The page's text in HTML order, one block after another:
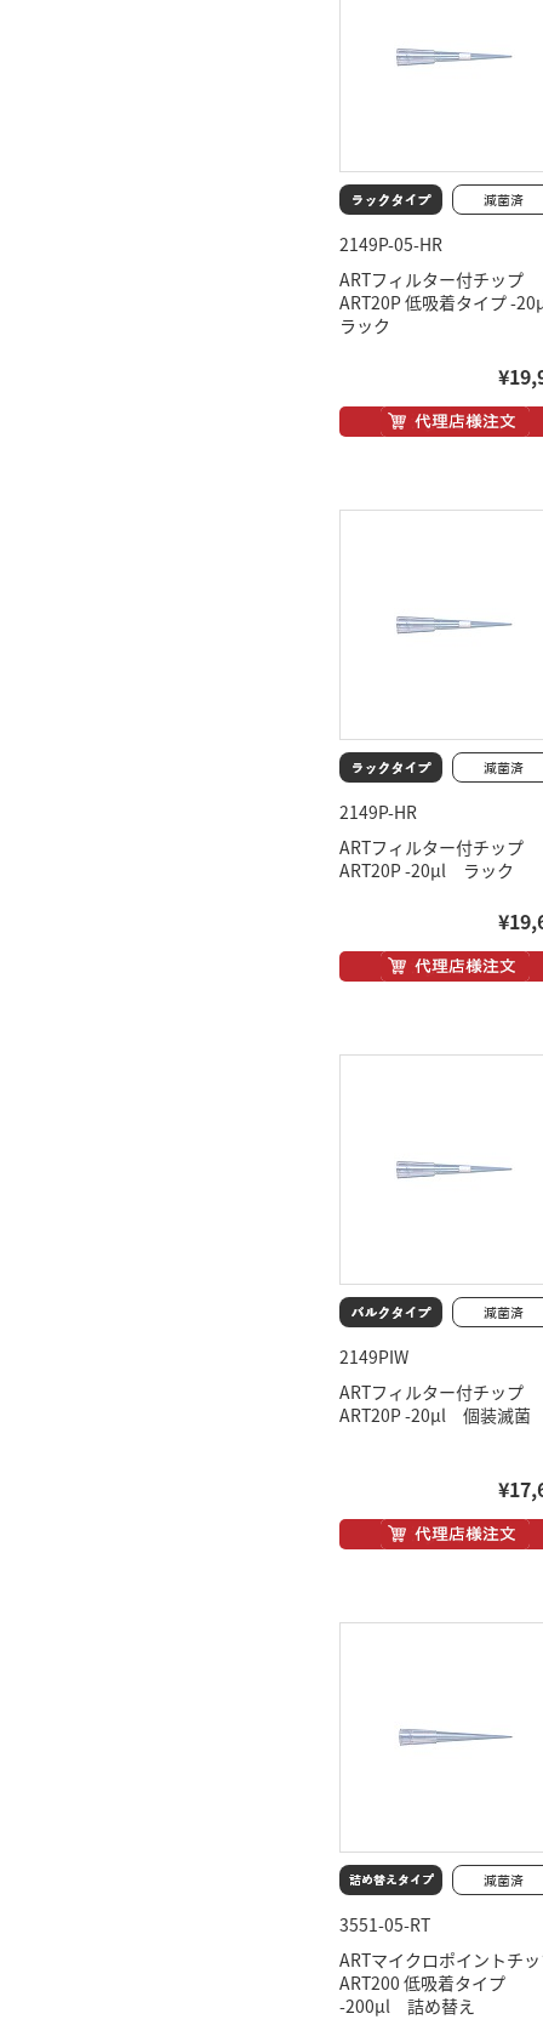
2149P-05-HR
ARTフィルター付チップ
ART20P 低吸着タイプ -
ラック
2149P-HR
ARTフィルター付チップ
ART20P -20μl ラック
2149PIW
ARTフィルター付チップ
ART20P -20μl 個装滅菌
3551-05-RT
ARTマイクロポイントチ
ART200 低吸着タイプ
-200μl 詰め替え